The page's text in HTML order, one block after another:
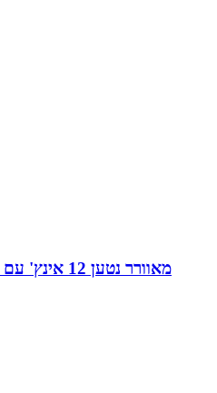
מאוורר נטען 12 אינץ' עם 9 להבים ותאורת לילה